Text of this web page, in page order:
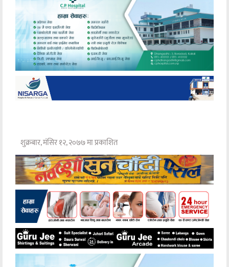
शुक्रबार, मंसिर १२, २०७७ मा प्रकाशित